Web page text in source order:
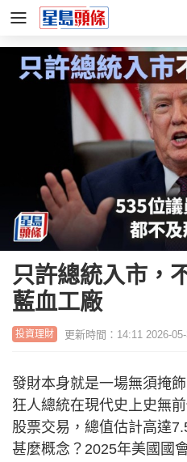
只許總統入市，
藍血工廠
投資理財 更新時間：14:11 2026-
發財本身就是一場無須掩
狂人總統在現代史上史無
股票交易，總值估計高達
甚麼概念？2025年美國國